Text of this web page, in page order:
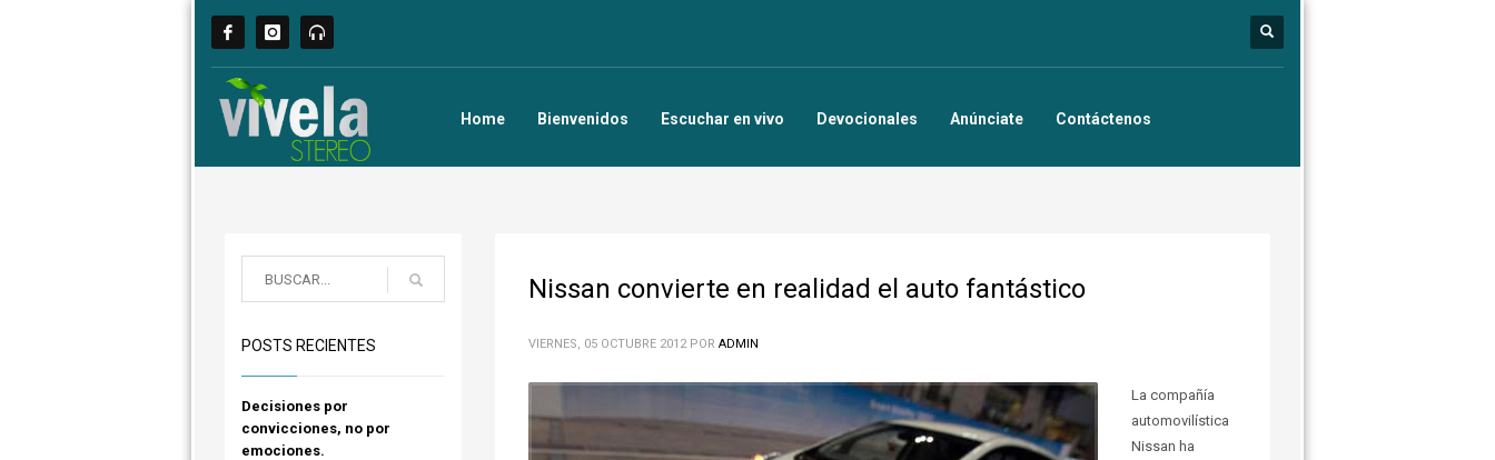
Home Bienvenidos Escuchar en vivo Devocionales Anúnciate Contáctenos
Nissan convierte en realidad el auto fantástico
VIERNES, 05 OCTUBRE 2012 POR ADMIN
La compañía
automovilística
Nissan ha
POSTS RECIENTES
Decisiones por
convicciones, no por
emociones.